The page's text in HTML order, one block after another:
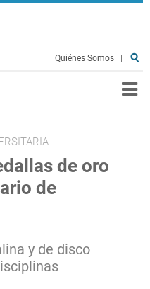
Quiénes Somos
de oro
de
y de disco